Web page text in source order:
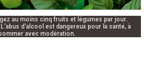
au moins cinq fruits et légumes par jour.
d'alcool est dangereux pour la santé, à
avec modération.